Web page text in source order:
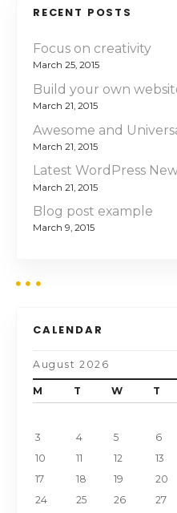
RECENT POSTS
Focus on creativity
March 25, 2015
Build your own
March 21, 2015
Awesome and
March 21, 2015
Latest WordPress
March 21, 2015
Blog post example
March 9, 2015
CALENDAR
August 2026
M T W T
3
4 5 6
10
11 12 13
17
18 19 20
24
25 26 27